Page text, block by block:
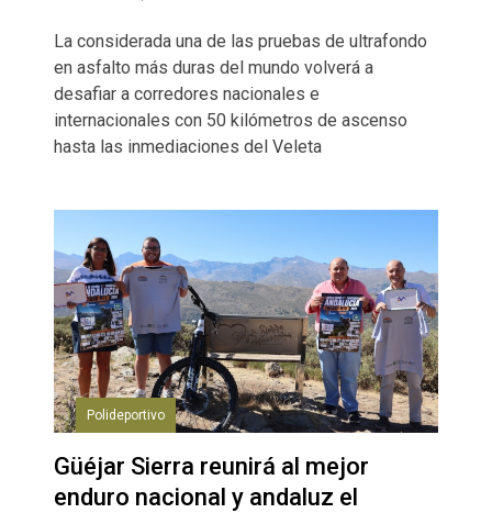
La considerada una de las pruebas de ultrafondo
en asfalto más duras del mundo volverá a
desafiar a corredores nacionales e
internacionales con 50 kilómetros de ascenso
hasta las inmediaciones del Veleta
Polideportivo
Güéjar Sierra reunirá al mejor
enduro nacional y andaluz el